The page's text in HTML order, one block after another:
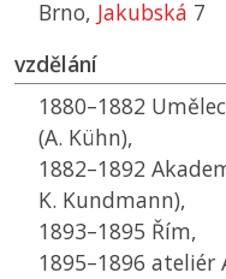
Brno, Jakubská 7
vzdělání
1880–1882
(A. Kühn),
1882–1892
K. Kundmann),
1893–1895 Řím,
1895–1896 ateliér